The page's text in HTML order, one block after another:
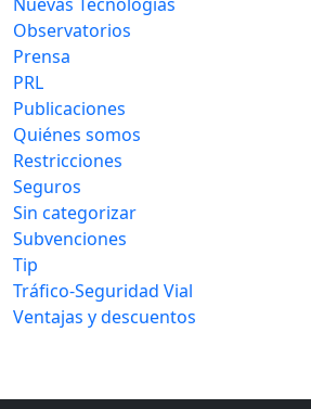
Observatorios
Prensa
PRL
Publicaciones
Quiénes somos
Restricciones
Seguros
Sin categorizar
Subvenciones
Tip
Tráfico-Seguridad Vial
Ventajas y descuentos